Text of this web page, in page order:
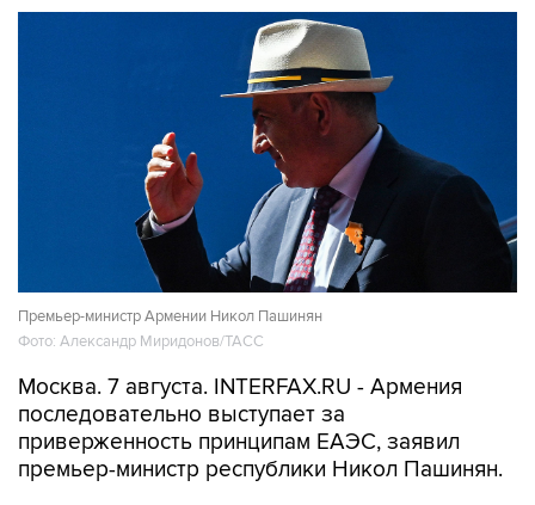
Премьер-министр Армении Никол Пашинян
Фото: Александр Миридонов/ТАСС
Москва. 7 августа. INTERFAX.RU - Армения
последовательно выступает за
приверженность принципам ЕАЭС, заявил
премьер-министр республики Никол Пашинян.